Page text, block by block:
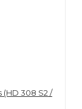
308 S2 /